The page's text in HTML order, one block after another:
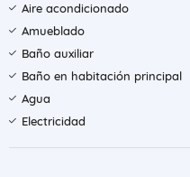
Aire acondicionado
Amueblado
Baño auxiliar
Baño en habitación principal
Agua
Electricidad